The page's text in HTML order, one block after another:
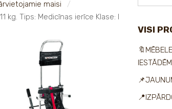
VISI
maisi
kg. Tips: Medicīnas ierīce Klase: I